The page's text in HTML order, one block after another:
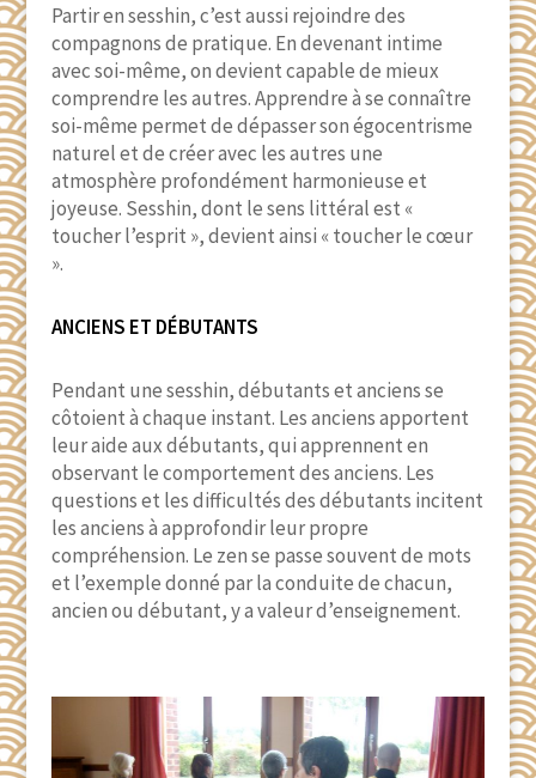
Partir en sesshin, c’est aussi rejoindre des
compagnons de pratique. En devenant intime
avec soi-même, on devient capable de mieux
comprendre les autres. Apprendre à se connaître
soi-même permet de dépasser son égocentrisme
naturel et de créer avec les autres une
atmosphère profondément harmonieuse et
joyeuse. Sesshin, dont le sens littéral est «
toucher l’esprit », devient ainsi « toucher le cœur
».
ANCIENS ET DÉBUTANTS
Pendant une sesshin, débutants et anciens se
côtoient à chaque instant. Les anciens apportent
leur aide aux débutants, qui apprennent en
observant le comportement des anciens. Les
questions et les difficultés des débutants incitent
les anciens à approfondir leur propre
compréhension. Le zen se passe souvent de mots
et l’exemple donné par la conduite de chacun,
ancien ou débutant, y a valeur d’enseignement.